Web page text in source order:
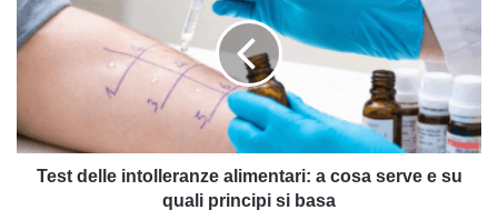
intolleranze
alimentari:
a
e
su
qualiTest delle intolleranze alimentari: a cosa serve e su
quali principi si basa